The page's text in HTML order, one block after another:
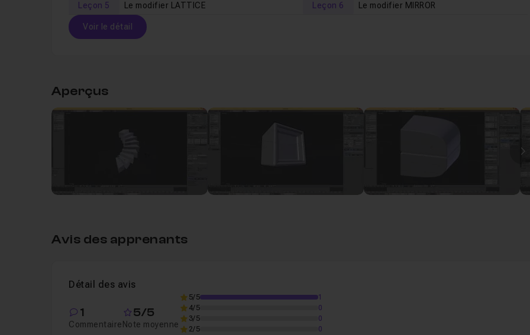
Leçon 5 Le modifier LATTICE Leçon 6 Le modifier MIRROR
Voir le détail
Leçon 3
Leçon 6 Le modifier MIRROR
Aperçus
Avis des apprenants
Détail des avis
1
Commentaire
5/5
Note moyenne
5/5
1
4/5
0
3/5
0
2/5
0